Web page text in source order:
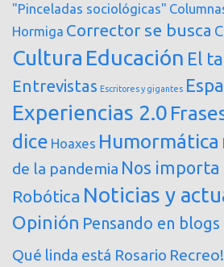
"Pinceladas sociológicas"
Hormiga Corrector se busca
Cultura Educación El
Entrevistas Escritores y gigantes
Experiencias 2.0
dice Hoaxes Humormática
de la pandemia Nos importa
Robótica Noticias y
Opinión Pensando en blogs
Qué linda está Rosario Recreo!